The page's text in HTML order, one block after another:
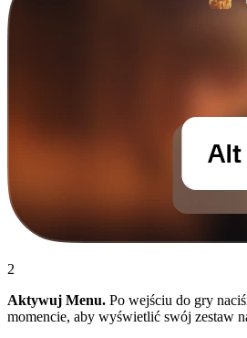
2
Aktywuj Menu. Po wejściu do gry
momencie, aby wyświetlić swój zestaw